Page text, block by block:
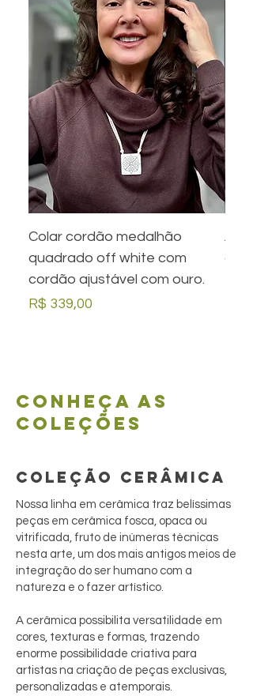
Colar cordão medalhão
quadrado off white com
cordão ajustável com ouro.
Preço
R$ 339,00
Conheça as
coleções
COLEÇÃO CERÂMICA
Nossa linha em cerâmica traz belíssimas
peças em cerâmica fosca, opaca ou
vitrificada, fruto de inúmeras técnicas
nesta arte, um dos mais antigos meios de
integração do ser humano com a
natureza e o fazer artístico.
A cerâmica possibilita versatilidade em
cores, texturas e formas, trazendo
enorme possibilidade criativa para
artistas na criação de peças exclusivas,
personalizadas e atemporais.